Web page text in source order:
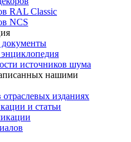
RAL Сlassic
NCS
источников шума
нашими
изданиях
и статьи